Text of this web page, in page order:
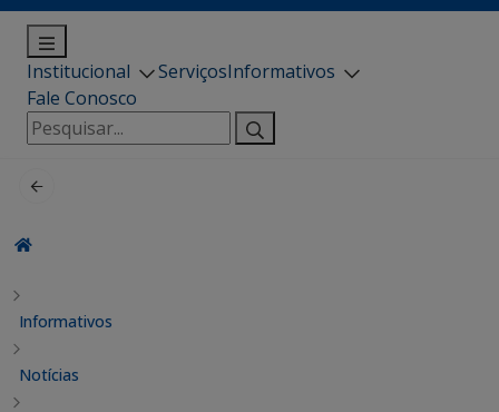
Institucional ServiçosInformativos
Fale Conosco
Pesquisar
por:
Informativos
Notícias